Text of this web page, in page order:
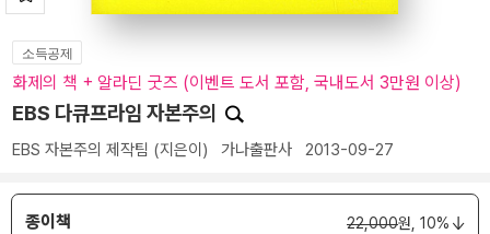
소득공제
화제의 책 + 알라딘 굿즈 (이벤트 도서 포함, 국내도서 3만원 이상)
EBS 다큐프라임 자본주의
EBS 자본주의 제작팀 (지은이) 가나출판사 2013-09-27
종이책 22,000원, 10%